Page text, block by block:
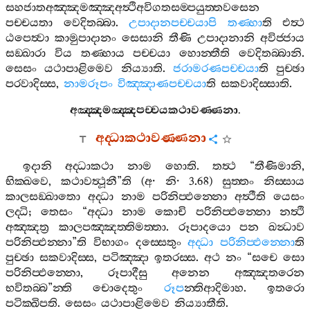
සහජාතඅඤ‍්ඤමඤ‍්ඤඅත්‍ථිඅවිගතසම‍්පයුත‍්තවසෙන
පච‍්චයතා
වෙදිතබ‍්බා. උපාදානපච‍්චයාපි තණ‍්හාති
එත්‍ථ
ඨපෙත්‍වා කාමුපාදානං සෙසානි තීණි උපාදානානි අවිජ‍්ජාය
සඞ‍්ඛාරා
විය තණ‍්හාය පච‍්චයා හොන‍්තීති වෙදිතබ‍්බානි.
සෙසං යථාපාළිමෙව නිය්‍යාති. ජරාමරණපච‍්චයාති
පුච‍්ඡා
පරවාදිස‍්ස, නාමරූපං විඤ‍්ඤාණපච‍්චයාති සකවාදිස‍්සාති.
අඤ‍්ඤමඤ‍්ඤපච‍්චයකථාවණ‍්ණනා.
අද‍්ධාකථාවණ‍්ණනා
ඉදානි අද‍්ධාකථා නාම හොති.තත්‍ථ “තීණිමානි,
භික‍්ඛවෙ, කථාවත්‍ථූනී”ති (අ· නි· 3.68)සුත‍්තං
නිස‍්සාය
කාලසඞ‍්ඛාතො අද‍්ධා නාම පරිනිප‍්ඵන‍්නො අත්‍ථීති
යෙසං
ලද‍්ධි;තෙසං “අද‍්ධා නාම කොචි පරිනිප‍්ඵන‍්නො
නත්‍ථි
අඤ‍්ඤත්‍ර
කාලපඤ‍්ඤත‍්තිමත‍්තා. රූපාදයො පන
ඛන්‍ධාව
පරිනිප‍්ඵන‍්නා”ති විභාගං දස‍්සෙතුං අද‍්ධා පරිනිප‍්ඵන‍්නොති
පුච‍්ඡා සකවාදිස‍්ස, පටිඤ‍්ඤා ඉතරස‍්ස. අථ නං “සචෙ සො
පරිනිප‍්ඵන‍්නො, රූපාදීසු අනෙන
අඤ‍්ඤතරෙන
භවිතබ‍්බ”න‍්ති චොදෙතුං රූපන‍්තිආදිමාහ.ඉතරො
පටික‍්ඛිපති. සෙසං යථාපාළිමෙව නිය්‍යාතීති.